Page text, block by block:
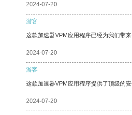
2024-07-20
游客
这款加速器VPM应用程序已经为我们带
2024-07-20
游客
这款加速器VPM应用程序提供了顶级的安
2024-07-20